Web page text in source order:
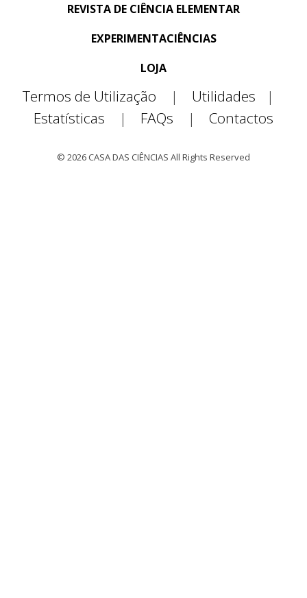
REVISTA DE CIÊNCIA ELEMENTAR
EXPERIMENTACIÊNCIAS
LOJA
Termos de Utilização | Utilidades
|
Estatísticas
| FAQs | Contactos
© 2026 CASA DAS CIÊNCIAS All Rights Reserved